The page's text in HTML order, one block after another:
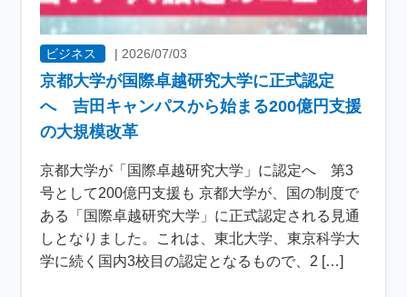
ビジネス | 2026/07/03
京都大学が国際卓越研究大学に正式認定
へ 吉田キャンパスから始まる200億円支援
の大規模改革
京都大学が「国際卓越研究大学」に認定へ 第3
号として200億円支援も 京都大学が、国の制度で
ある「国際卓越研究大学」に正式認定される見通
しとなりました。これは、東北大学、東京科学大
学に続く国内3校目の認定となるもので、2 […]